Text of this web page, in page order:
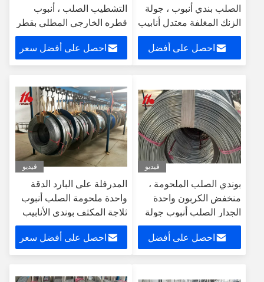
الصلب بندي أنبوب ، جولة
الزنك المغلفة معتدل أنابيب
الصلب
احصل على أفضل
التشطيب الصلب ، أنبوب
قطره الخارجي المطلي بقطر
12mm
احصل على أفضل سعر
فيديو
بوندي الصلب الملحومة ،
منخفض الكربون واحدة
الجدار الصلب أنبوب جولة
لفائف
احصل على أفضل
فيديو
المدرفلة على البارد الدقة
واحدة ملحومة الصلب أنبوب
ثلاجة المكثف بوندي الأنابيب
احصل على أفضل سعر